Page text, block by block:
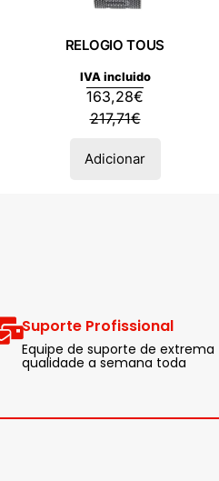
RELOGIO TOUS
217,71€
163,28€
IVA incluido
Adicionar
Suporte Profissional
Equipe de suporte de extrema
qualidade a semana toda